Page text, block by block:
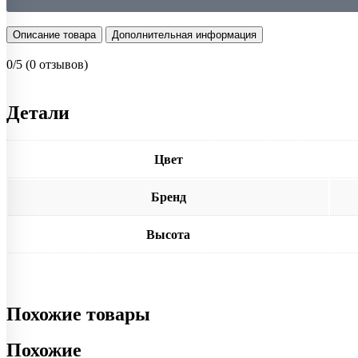
Описание товара Дополнительная информация
0/5 (0 отзывов)
Детали
Цвет
Бренд
Высота
Похожие товары
Похожие